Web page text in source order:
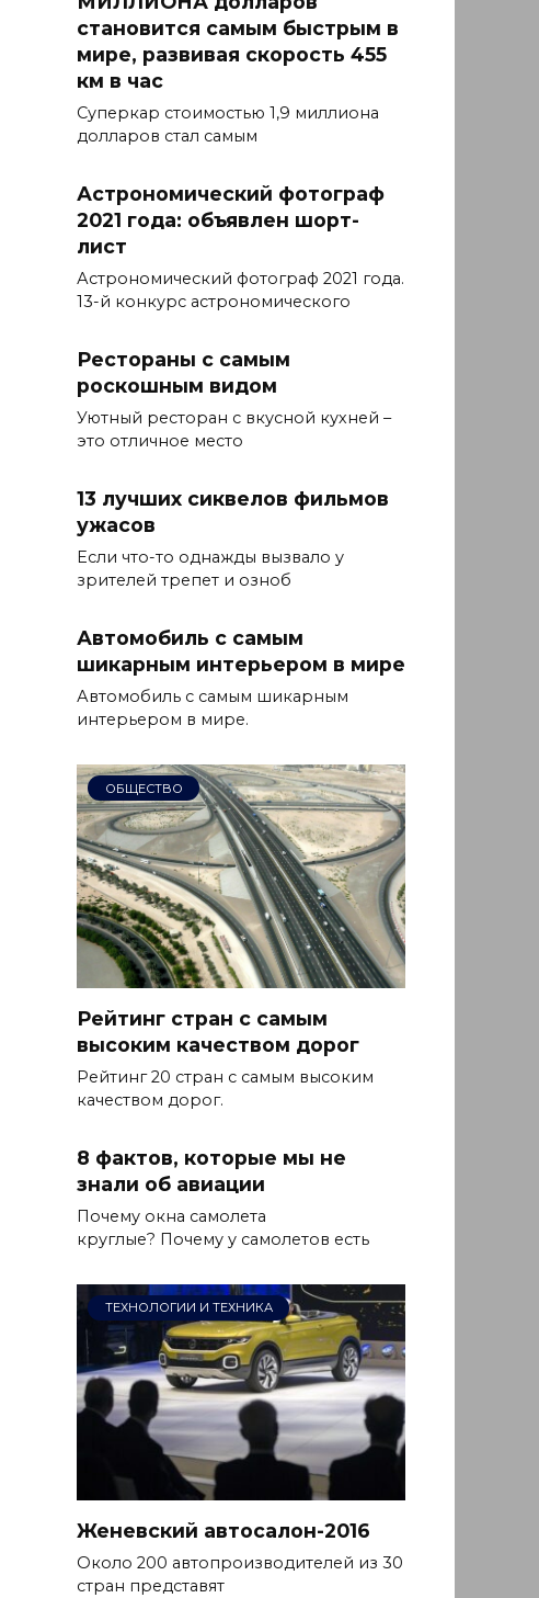
становится самым быстрым в
мире, развивая скорость 455
км в час
Суперкар стоимостью 1,9 миллиона
долларов стал самым
Астрономический фотограф
2021 года: объявлен шорт-
лист
Астрономический фотограф 2021 года.
13-й конкурс астрономического
Рестораны с самым
роскошным видом
Уютный ресторан с вкусной кухней –
это отличное место
13 лучших сиквелов фильмов
ужасов
Если что-то однажды вызвало у
зрителей трепет и озноб
Автомобиль с самым
шикарным интерьером в мире
Автомобиль с самым шикарным
интерьером в мире.
ОБЩЕСТВО
Рейтинг стран с самым
высоким качеством дорог
Рейтинг 20 стран с самым высоким
качеством дорог.
8 фактов, которые мы не
знали об авиации
Почему окна самолета
круглые? Почему у самолетов есть
ТЕХНОЛОГИИ И ТЕХНИКА
Женевский автосалон-2016
Около 200 автопроизводителей из 30
стран представят